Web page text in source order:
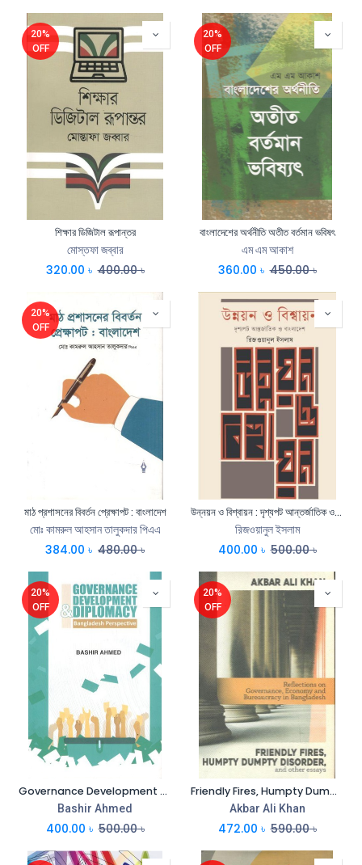
20%
OFF
শিক্ষার ডিজিটাল রূপান্তর
মোস্তফা জব্বার
320.00 ৳ 400.00৳
20%
OFF
বাংলাদেশের অর্থনীতি অতীত বর্তমান ভবিষৎ
এম এম আকাশ
360.00 ৳ 450.00৳
20%
OFF
মাঠ প্রশাসনের বিবর্তন প্রেক্ষাপট : বাংলাদেশ
মোঃ কামরুল আহসান তালুকদার পিএএ
384.00 ৳ 480.00৳
উন্নয়ন ও বিশ্বায়ন : দৃশ্যপট আন্তর্জাতিক ও বাংলাদেশ
রিজওয়ানুল ইসলাম
400.00 ৳ 500.00৳
20%
OFF
Governance Development And Diplomacy Bangladesh Perspective
Bashir Ahmed
400.00 ৳ 500.00৳
20%
OFF
Friendly Fires, Humpty Dumpty Disorder, and other essays
Akbar Ali Khan
472.00 ৳ 590.00৳